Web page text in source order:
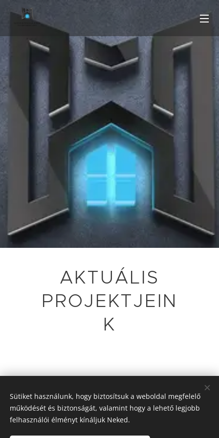
AKTUÁLIS
PROJEKTJEIN
K
Sütiket használunk, hogy biztosítsuk a weboldal megfelelő
működését és biztonságát, valamint hogy a lehető legjobb
felhasználói élményt kínáljuk Neked.